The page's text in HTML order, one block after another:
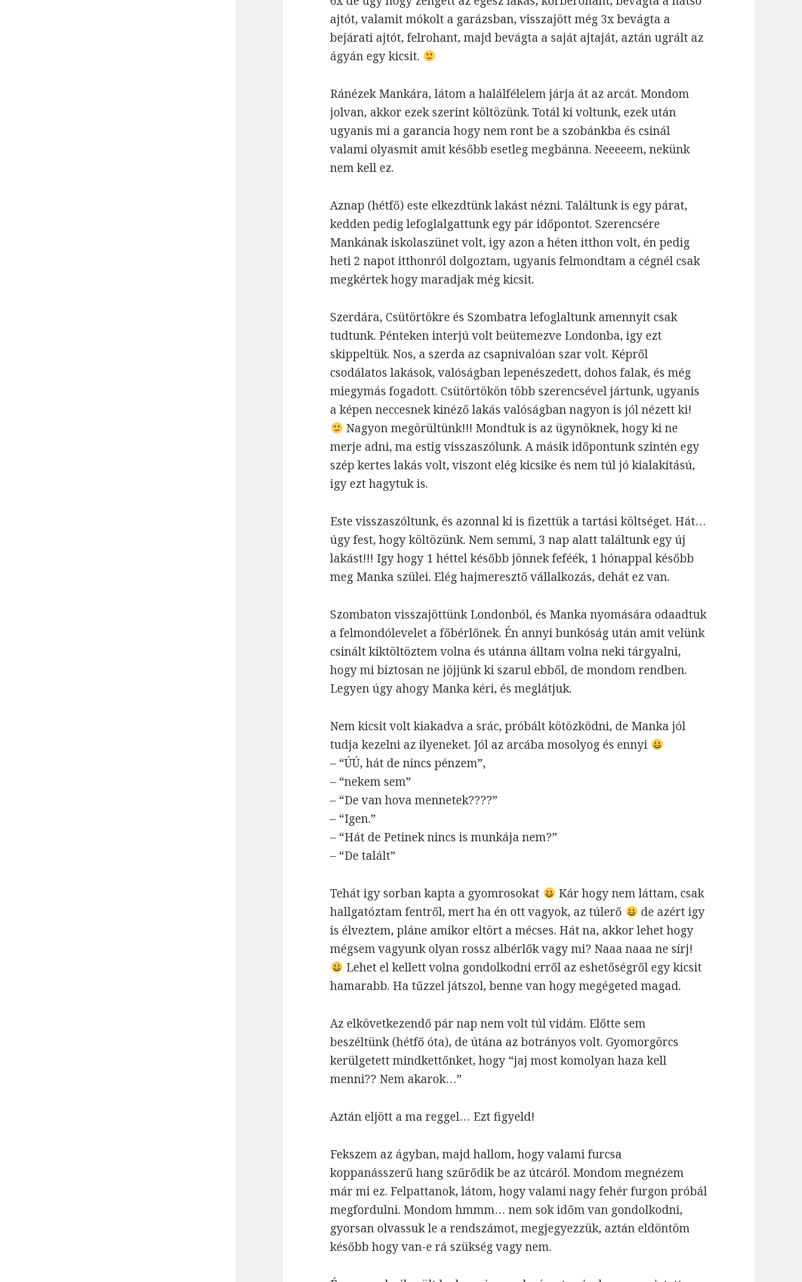
ajtót, valamit mókolt a garázsban, visszajött még 3x bevágta a
bejárati ajtót, felrohant, majd bevágta a saját ajtaját, aztán ugrált az
ágyán egy kicsit.
Ránézek Mankára, látom a halálfélelem járja át az arcát. Mondom
jolvan, akkor ezek szerint költözünk. Totál ki voltunk, ezek után
ugyanis mi a garancia hogy nem ront be a szobánkba és csinál
valami olyasmit amit később esetleg megbánna. Neeeeem, nekünk
nem kell ez.
Aznap (hétfő) este elkezdtünk lakást nézni. Találtunk is egy párat,
kedden pedig lefoglalgattunk egy pár időpontot. Szerencsére
Mankának iskolaszünet volt, igy azon a héten itthon volt, én pedig
heti 2 napot itthonról dolgoztam, ugyanis felmondtam a cégnél csak
megkértek hogy maradjak még kicsit.
Szerdára, Csütörtökre és Szombatra lefoglaltunk amennyit csak
tudtunk. Pénteken interjú volt beütemezve Londonba, igy ezt
skippeltük. Nos, a szerda az csapnivalóan szar volt. Képről
csodálatos lakások, valóságban lepenészedett, dohos falak, és még
miegymás fogadott. Csütörtökön több szerencsével jártunk, ugyanis
a képen neccesnek kinéző lakás valóságban nagyon is jól nézett ki!
Nagyon megörültünk!!! Mondtuk is az ügynöknek, hogy ki ne
merje adni, ma estig visszaszólunk. A másik időpontunk szintén egy
szép kertes lakás volt, viszont elég kicsike és nem túl jó kialakítású,
igy ezt hagytuk is.
Este visszaszóltunk, és azonnal ki is fizettük a tartási költséget. Hát…
úgy fest, hogy költözünk. Nem semmi, 3 nap alatt találtunk egy új
lakást!!! Igy hogy 1 héttel később jönnek feféék, 1 hónappal később
meg Manka szülei. Elég hajmeresztő vállalkozás, dehát ez van.
Szombaton visszajöttünk Londonból, és Manka nyomására odaadtuk
a felmondólevelet a főbérlőnek. Én annyi bunkóság után amit velünk
csinált kiktöltöztem volna és utánna álltam volna neki tárgyalni,
hogy mi biztosan ne jöjjünk ki szarul ebből, de mondom rendben.
Legyen úgy ahogy Manka kéri, és meglátjuk.
Nem kicsit volt kiakadva a srác, próbált kötözködni, de Manka jól
tudja kezelni az ilyeneket. Jól az arcába mosolyog és ennyi
– “ÚÚ, hát de nincs pénzem”,
– “nekem sem”
– “De van hova mennetek????”
– “Igen.”
– “Hát de Petinek nincs is munkája nem?”
– “De talált”
Tehát igy sorban kapta a gyomrosokat
Kár hogy nem láttam, csak
hallgatóztam fentről, mert ha én ott vagyok, az túlerő
de azért igy
is élveztem, pláne amikor eltört a mécses. Hát na, akkor lehet hogy
mégsem vagyunk olyan rossz albérlők vagy mi? Naaa naaa ne sírj!
Lehet el kellett volna gondolkodni erről az eshetőségről egy kicsit
hamarabb. Ha tűzzel játszol, benne van hogy megégeted magad.
Az elkövetkezendő pár nap nem volt túl vidám. Előtte sem
beszéltünk (hétfő óta), de útána az botrányos volt. Gyomorgörcs
kerülgetett mindkettőnket, hogy “jaj most komolyan haza kell
menni?? Nem akarok…”
Aztán eljött a ma reggel… Ezt figyeld!
Fekszem az ágyban, majd hallom, hogy valami furcsa
koppanásszerű hang szűrődik be az útcáról. Mondom megnézem
már mi ez. Felpattanok, látom, hogy valami nagy fehér furgon próbál
megfordulni. Mondom hmmm… nem sok időm van gondolkodni,
gyorsan olvassuk le a rendszámot, megjegyezzük, aztán eldöntöm
később hogy van-e rá szükség vagy nem.